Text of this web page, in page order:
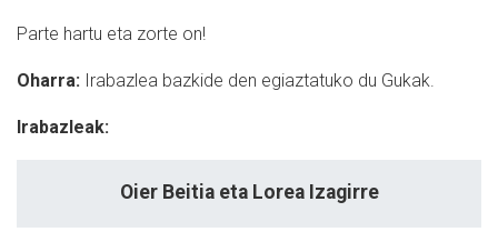
Parte hartu eta zorte on!
Oharra: Irabazlea bazkide den egiaztatuko du Gukak.
Irabazleak:
Oier Beitia eta Lorea Izagirre